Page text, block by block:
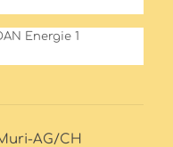
Energie 1
AG/CH